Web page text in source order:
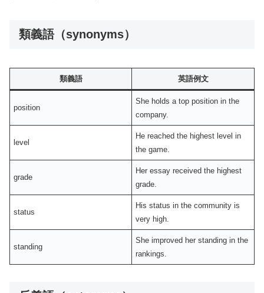
類義語（synonyms）
類義語 英語例文
position
She holds a top position in the
company.
level
He reached the highest level in
the game.
grade
Her essay received the highest
grade.
status
His status in the community is
very high.
standing
She improved her standing in the
rankings.